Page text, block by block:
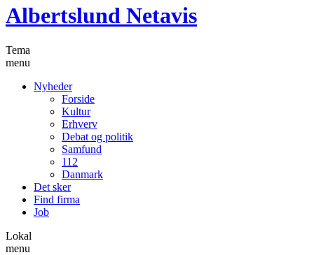
Albertslund Netavis
Tema
menu
Nyheder
Forside
Kultur
Erhverv
Debat og politik
Samfund
112
Danmark
Det sker
Find firma
Job
Lokal
menu